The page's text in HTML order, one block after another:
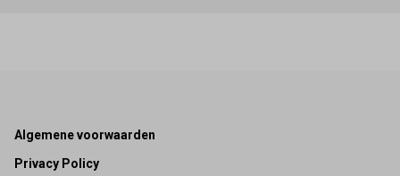
Footer
Algemene voorwaarden
Privacy Policy